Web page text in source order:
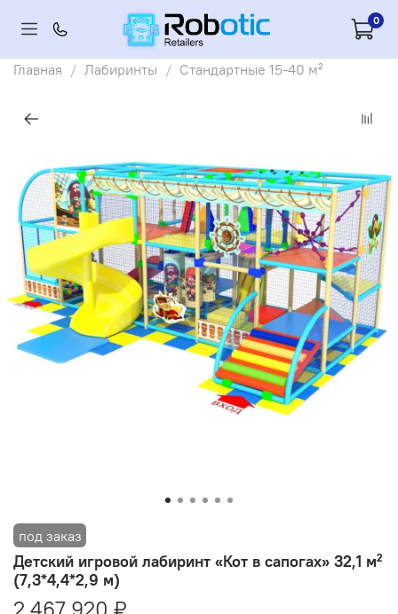
0
Главная Лабиринты Стандартные 15-40 м²
Детский игровой лабиринт «Кот в сапогах» 32,1 м²
(7,3*4,4*2,9 м)
2 467 920 ₽